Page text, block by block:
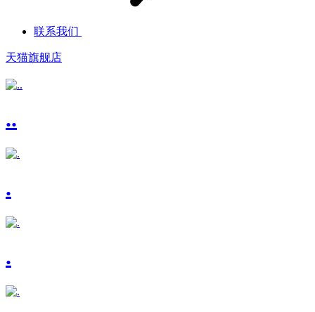
联系我们
天猫旗舰店
..
.
.